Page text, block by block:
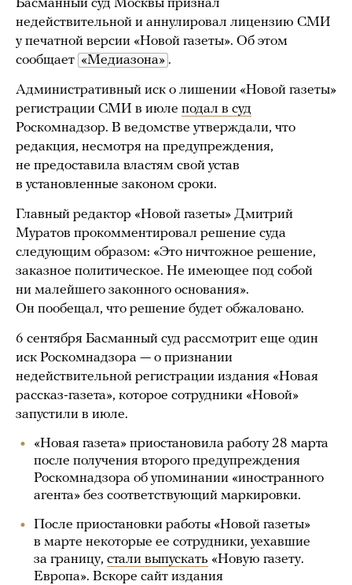
Басманный суд Москвы признал
недействительной и аннулировал лицензию СМИ
у печатной версии «Новой газеты». Об этом
сообщает «Медиазона» .
Административный иск о лишении «Новой газеты»
регистрации СМИ в июле подал в суд
Роскомнадзор. В ведомстве утверждали, что
редакция, несмотря на предупреждения,
не предоставила властям свой устав
в установленные законом сроки.
Главный редактор «Новой газеты» Дмитрий
Муратов прокомментировал решение суда
следующим образом: «Это ничтожное решение,
заказное политическое. Не имеющее под собой
ни малейшего законного основания».
Он пообещал, что решение будет обжаловано.
6 сентября Басманный суд рассмотрит еще один
иск Роскомнадзора — о признании
недействительной регистрации издания «Новая
рассказ-газета», которое сотрудники «Новой»
запустили в июле.
«Новая газета» приостановила работу 28 марта
после получения второго предупреждения
Роскомнадзора об упоминании «иностранного
агента» без соответствующий маркировки.
После приостановки работы «Новой газеты»
в марте некоторые ее сотрудники, уехавшие
за границу, стали выпускать «Новую газету.
Европа». Вскоре сайт издания